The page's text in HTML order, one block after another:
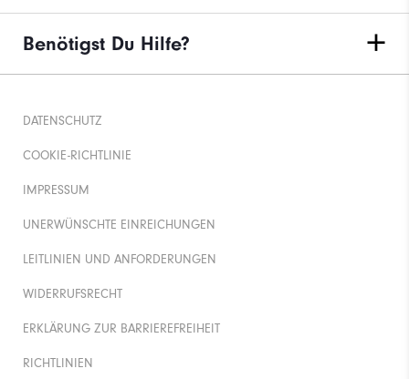
Benötigst Du Hilfe?
DATENSCHUTZ
COOKIE-RICHTLINIE
IMPRESSUM
UNERWÜNSCHTE EINREICHUNGEN
LEITLINIEN UND ANFORDERUNGEN
WIDERRUFSRECHT
ERKLÄRUNG ZUR BARRIEREFREIHEIT
RICHTLINIEN